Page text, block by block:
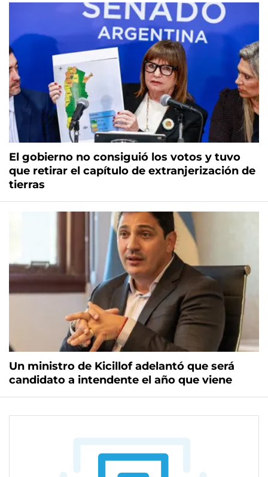
El gobierno no consiguió los votos y tuvo
que retirar el capítulo de extranjerización de
tierras
Un ministro de Kicillof adelantó que será
candidato a intendente el año que viene